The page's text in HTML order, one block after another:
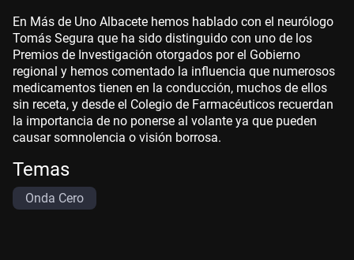
En Más de Uno Albacete hemos hablado con el neurólogo
Tomás Segura que ha sido distinguido con uno de los
Premios de Investigación otorgados por el Gobierno
regional y hemos comentado la influencia que numerosos
medicamentos tienen en la conducción, muchos de ellos
sin receta, y desde el Colegio de Farmacéuticos recuerdan
la importancia de no ponerse al volante ya que pueden
causar somnolencia o visión borrosa.
Temas
Onda Cero